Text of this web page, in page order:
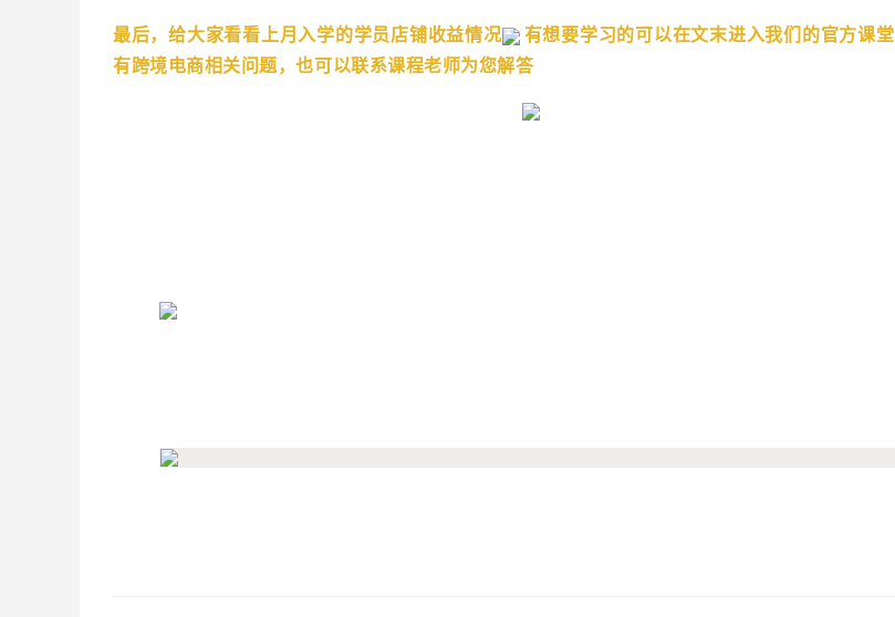
最后，给大家看看上月入学的学员店铺收益情况 有想要学习的可以在文末进入我们的官方课堂
有跨境电商相关问题，也可以联系课程老师为您解答